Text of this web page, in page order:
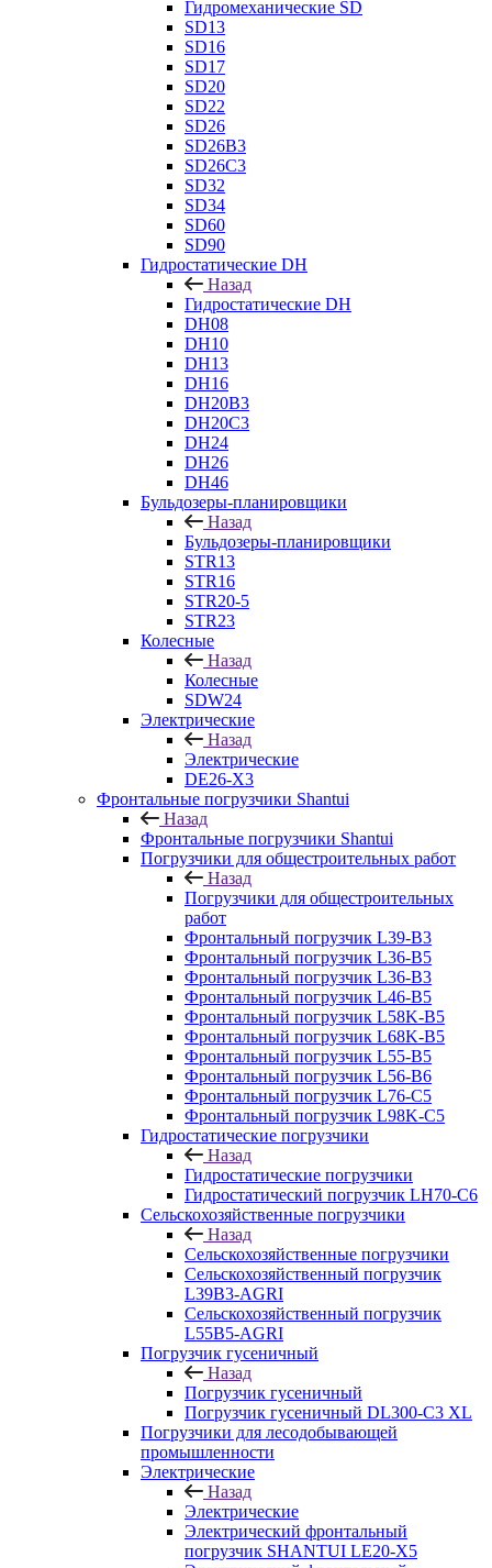
Гидромеханические SD
SD13
SD16
SD17
SD20
SD22
SD26
SD26B3
SD26C3
SD32
SD34
SD60
SD90
Гидростатические DH
Назад
Гидростатические DH
DH08
DH10
DH13
DH16
DH20B3
DH20C3
DH24
DH26
DH46
Бульдозеры-планировщики
Назад
Бульдозеры-планировщики
STR13
STR16
STR20-5
STR23
Колесные
Назад
Колесные
SDW24
Электрические
Назад
Электрические
DE26-X3
Фронтальные погрузчики Shantui
Назад
Фронтальные погрузчики Shantui
Погрузчики для общестроительных работ
Назад
Погрузчики для общестроительных
работ
Фронтальный погрузчик L39-B3
Фронтальный погрузчик L36-B5
Фронтальный погрузчик L36-B3
Фронтальный погрузчик L46-B5
Фронтальный погрузчик L58K-B5
Фронтальный погрузчик L68K-B5
Фронтальный погрузчик L55-B5
Фронтальный погрузчик L56-B6
Фронтальный погрузчик L76-С5
Фронтальный погрузчик L98K-C5
Гидростатические погрузчики
Назад
Гидростатические погрузчики
Гидростатический погрузчик LH70-C6
Сельскохозяйственные погрузчики
Назад
Сельскохозяйственные погрузчики
Сельскохозяйственный погрузчик
L39B3-AGRI
Сельскохозяйственный погрузчик
L55B5-AGRI
Погрузчик гусеничный
Назад
Погрузчик гусеничный
Погрузчик гусеничный DL300-C3 XL
Погрузчики для лесодобывающей
промышленности
Электрические
Назад
Электрические
Электрический фронтальный
погрузчик SHANTUI LE20-X5